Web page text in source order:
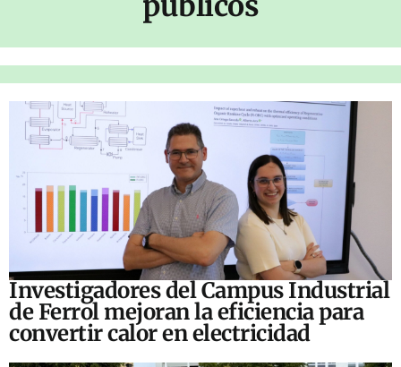
Investigadores del Campus Industrial
de Ferrol mejoran la eficiencia para
convertir calor en electricidad